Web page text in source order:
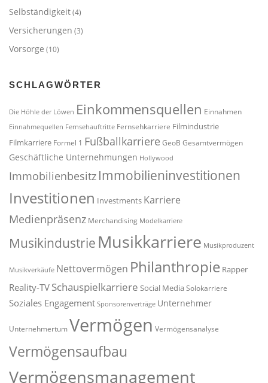
Selbständigkeit(4)
Versicherungen (3)
Vorsorge (10)
SCHLAGWÖRTER
Die Höhle der Löwen Einkommensquellen Einnahmen
Einnahmequellen Fernsehauftritte Fernsehkarriere Filmindustrie
Filmkarriere Formel 1 Fußballkarriere GeoB Gesamtvermögen
Geschäftliche Unternehmungen Hollywood
Immobilienbesitz Immobilieninvestitionen
Investitionen Investments Karriere
Medienpräsenz Merchandising Modelkarriere
Musikindustrie Musikkarriere Musikproduzent
Musikverkäufe Nettovermögen Philanthropie Rapper
Reality-TV Schauspielkarriere Social MediaSolokarriere
Soziales Engagement Sponsorenverträge Unternehmer
UnternehmertumVermögen Vermögensanalyse
Vermögensaufbau
Vermögensmanagement